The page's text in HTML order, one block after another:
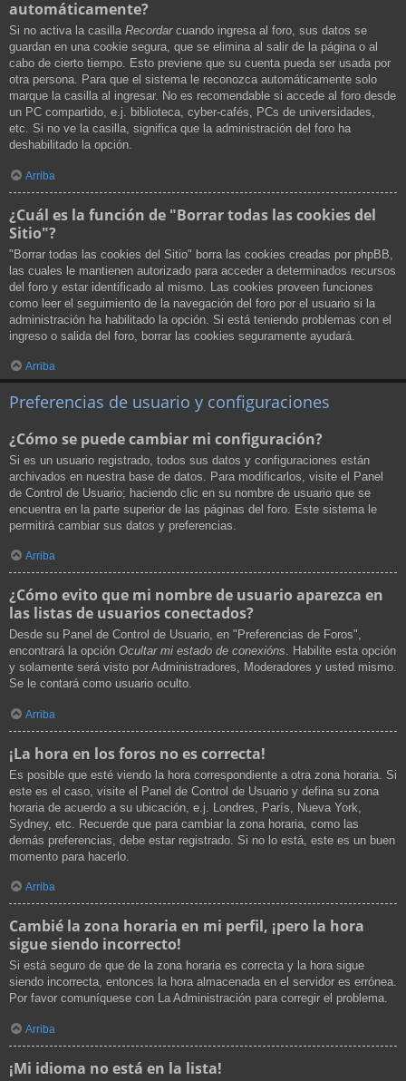
automáticamente?
Si no activa la casilla Recordarcuando ingresa al foro, sus datos se
guardan en una cookie segura, que se elimina al salir de la página o al
cabo de cierto tiempo. Esto previene que su cuenta pueda ser usada por
otra persona. Para que el sistema le reconozca automáticamente solo
marque la casilla al ingresar. No es recomendable si accede al foro desde
un PC compartido, e.j. biblioteca, cyber-cafés, PCs de universidades,
etc. Si no ve la casilla, significa que la administración del foro ha
deshabilitado la opción.
Arriba
¿Cuál es la función de "Borrar todas las cookies del
Sitio"?
"Borrar todas las cookies del Sitio" borra las cookies creadas por phpBB,
las cuales le mantienen autorizado para acceder a determinados recursos
del foro y estar identificado al mismo. Las cookies proveen funciones
como leer el seguimiento de la navegación del foro por el usuario si la
administración ha habilitado la opción. Si está teniendo problemas con el
ingreso o salida del foro, borrar las cookies seguramente ayudará.
Arriba
Preferencias de usuario y configuraciones
¿Cómo se puede cambiar mi configuración?
Si es un usuario registrado, todos sus datos y configuraciones están
archivados en nuestra base de datos. Para modificarlos, visite el Panel
de Control de Usuario; haciendo clic en su nombre de usuario que se
encuentra en la parte superior de las páginas del foro. Este sistema le
permitirá cambiar sus datos y preferencias.
Arriba
¿Cómo evito que mi nombre de usuario aparezca en
las listas de usuarios conectados?
Desde su Panel de Control de Usuario, en "Preferencias de Foros",
encontrará la opción Ocultar mi estado de conexións. Habilite esta opción
y solamente será visto por Administradores, Moderadores y usted mismo.
Se le contará como usuario oculto.
Arriba
¡La hora en los foros no es correcta!
Es posible que esté viendo la hora correspondiente a otra zona horaria. Si
este es el caso, visite el Panel de Control de Usuario y defina su zona
horaria de acuerdo a su ubicación, e.j. Londres, París, Nueva York,
Sydney, etc. Recuerde que para cambiar la zona horaria, como las
demás preferencias, debe estar registrado. Si no lo está, este es un buen
momento para hacerlo.
Arriba
Cambié la zona horaria en mi perfil, ¡pero la hora
sigue siendo incorrecto!
Si está seguro de que de la zona horaria es correcta y la hora sigue
siendo incorrecta, entonces la hora almacenada en el servidor es errónea.
Por favor comuníquese con La Administración para corregir el problema.
Arriba
¡Mi idioma no está en la lista!